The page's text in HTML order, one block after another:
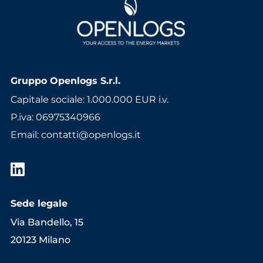
Gruppo Openlogs S.r.l.
Capitale sociale: 1.000.000 EUR i.v.
P.iva: 06975340966
Email: contatti@openlogs.it
Sede legale
Via Bandello, 15
20123 Milano